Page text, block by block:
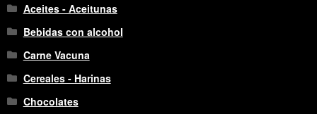
Aceites - Aceitunas
Bebidas con alcohol
Carne Vacuna
Cereales - Harinas
Chocolates